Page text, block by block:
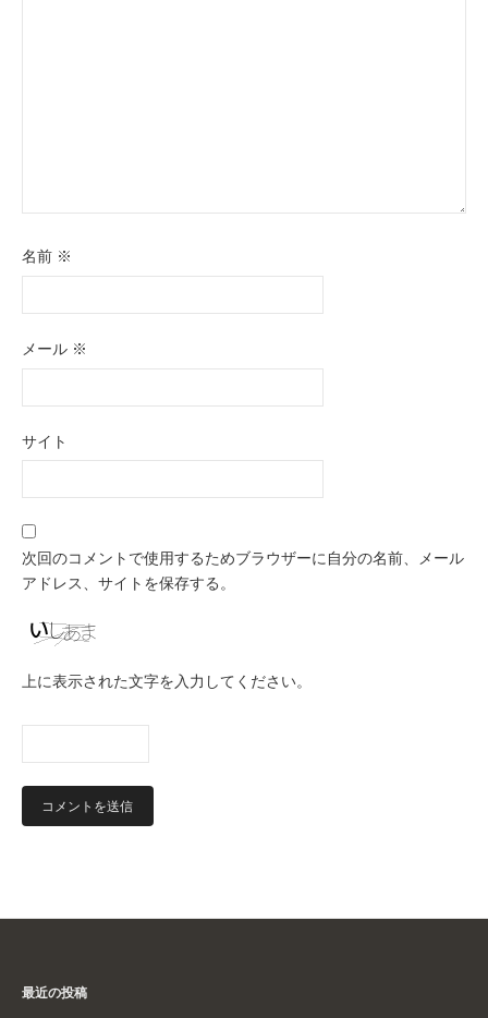
名前 ※
メール ※
サイト
次回のコメントで使用するためブラウザーに自分の名前、メール
アドレス、サイトを保存する。
上に表示された文字を入力してください。
最近の投稿